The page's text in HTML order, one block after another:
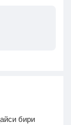
бири